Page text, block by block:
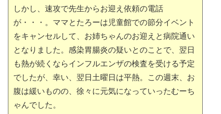
しかし、速攻で先生からお迎え依頼の電話
が・・・。ママとたろーは児童館での節分イベント
をキャンセルして、お姉ちゃんのお迎えと病院通い
となりました。感染胃腸炎の疑いとのことで、翌日
も熱が続くならインフルエンザの検査を受ける予定
でしたが、幸い、翌日土曜日は平熱。この週末、お
腹は緩いものの、徐々に元気になっていったむーち
ゃんでした。